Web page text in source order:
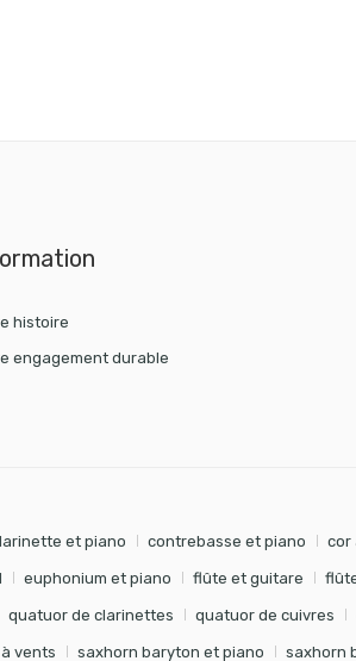
histoire
engagement durable
et piano contrebasse et piano cor
euphonium et piano flûte et guitare
quatuor de clarinettes quatuor de cuivres
vents saxhorn baryton et piano saxhorn